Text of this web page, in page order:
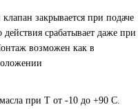
закрывается при подаче
срабатывает даже при
возможен как в
при Т от -10 до +90 С.